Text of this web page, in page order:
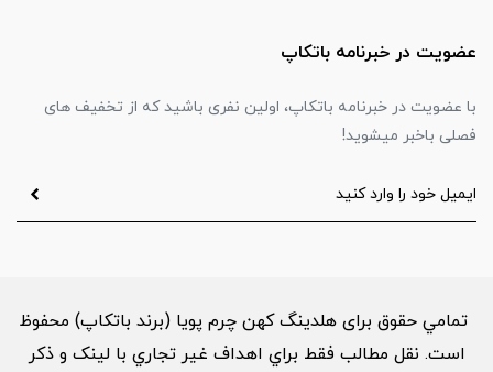
عضویت در خبرنامه باتکاپ
با عضویت در خبرنامه باتکاپ، اولین نفری باشید که از تخفیف های
فصلی باخبر میشوید!
تمامي حقوق برای هلدینگ کهن چرم پویا (برند باتکاپ) محفوظ
است. نقل مطالب فقط براي اهداف غير تجاري با لینک و ذکر